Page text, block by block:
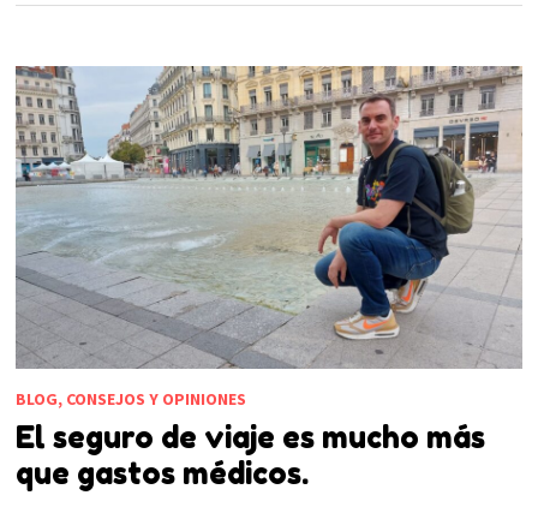
BLOG, CONSEJOS Y OPINIONES
El seguro de viaje es mucho más
que gastos médicos.